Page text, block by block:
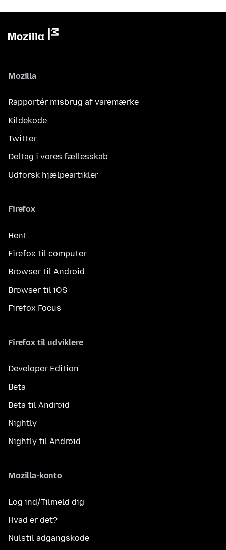
Mozilla
Rapportér misbrug af varemærke
Kildekode
Twitter
Deltag i vores fællesskab
Udforsk hjælpeartikler
Firefox
Hent
Firefox til computer
Browser til Android
Browser til iOS
Firefox Focus
Firefox til udviklere
Developer Edition
Beta
Beta til Android
Nightly
Nightly til Android
Mozilla-konto
Log ind/Tilmeld dig
Hvad er det?
Nulstil adgangskode